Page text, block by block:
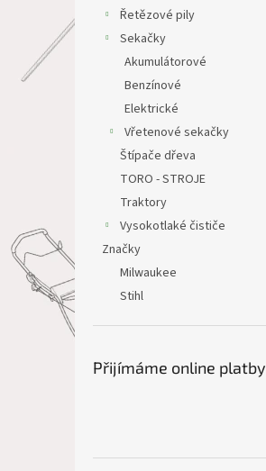
Řetězové pily
Sekačky
Akumulátorové
Benzínové
Elektrické
Vřetenové sekačky
Štípače dřeva
TORO - STROJE
Traktory
Vysokotlaké čističe
Značky
Milwaukee
Stihl
Přijímáme online platby